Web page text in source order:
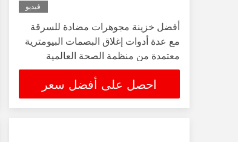
فيديو
أفضل خزينة مجوهرات مضادة للسرقة
مع عدة أدوات إغلاق البصمات البيومترية
معتمدة من منظمة الصحة العالمية
احصل على أفضل سعر